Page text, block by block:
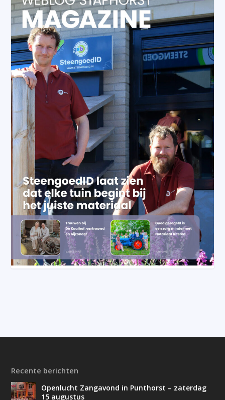
Recente berichten
Openlucht Zangavond in Punthorst – zaterdag
15 augustus